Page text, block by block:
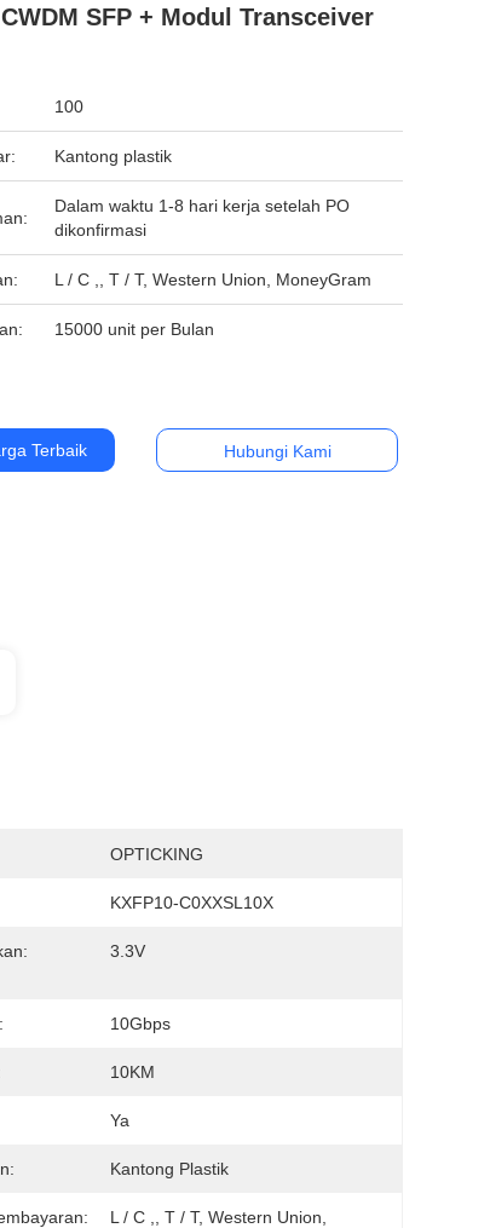
SFP + Modul Transceiver
100
Kantong plastik
Dalam waktu 1-8 hari kerja setelah PO
dikonfirmasi
L / C ,, T / T, Western Union, MoneyGram
15000 unit per Bulan
Terbaik Hubungi Kami
OPTICKING
KXFP10-C0XXSL10X
3.3V
10Gbps
10KM
Ya
Kantong Plastik
L / C ,, T / T, Western Union,